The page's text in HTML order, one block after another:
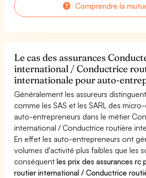
Comprendre la
Le cas des assurances
international / Conductrice
internationale pour auto-
Généralement les assureurs
comme les SAS et les SARL des
auto-entrepreneurs dans le métier
international / Conductrice routière
En effet les auto-entrepreneurs ont
volumes d'activité plus faibles que les
conséquentles prix des assurances rc
routier international / Conductrice